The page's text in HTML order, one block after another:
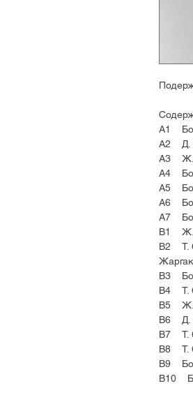
A1
A2 Д.
A3 Ж.
A4
A5
A6
A7
B1 Ж.
B2 Т.
Жаргак
B3
B4 Т.
B5 Ж.
B6 Д.
B7 Т.
B8 Т.
B9
B10